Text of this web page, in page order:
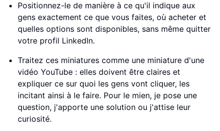
Positionnez-le de manière à ce qu'il indique aux
gens exactement ce que vous faites, où acheter et
quelles options sont disponibles, sans même quitter
votre profil LinkedIn.
Traitez ces miniatures comme une miniature d'une
vidéo YouTube : elles doivent être claires et
expliquer ce sur quoi les gens vont cliquer, les
incitant ainsi à le faire. Pour le mien, je pose une
question, j'apporte une solution ou j'attise leur
curiosité.